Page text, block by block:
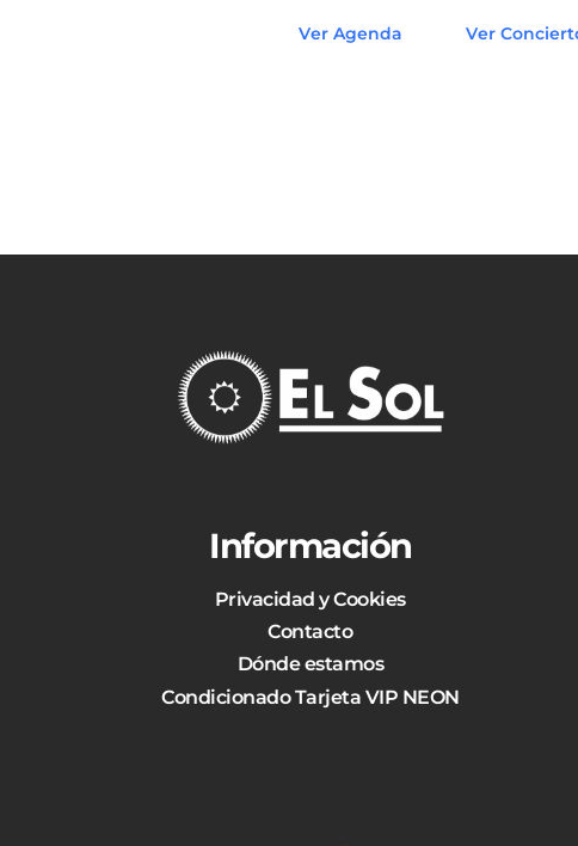
Ver Agenda Ver
Información
Privacidad y Cookies
Contacto
Dónde estamos
Condicionado Tarjeta VIP NEON